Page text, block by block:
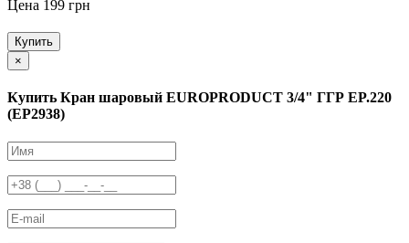
Цена 199 грн
Купить
×
Купить Кран шаровый EUROPRODUCT 3/4" ГГР EP.220
(EP2938)